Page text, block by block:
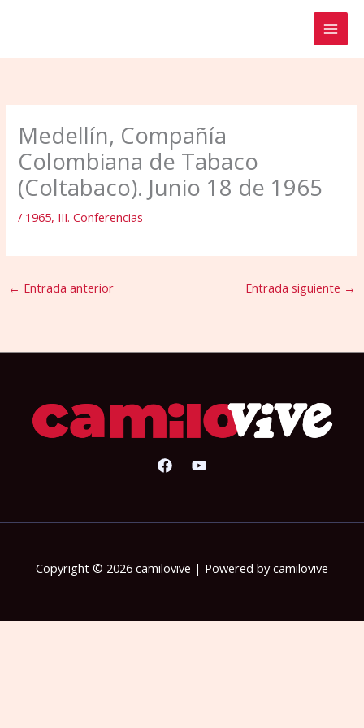
Medellín, Compañía
Colombiana de Tabaco
(Coltabaco). Junio 18 de 1965
/ 1965, III. Conferencias
← Entrada anterior Entrada siguiente →
Copyright © 2026 camilovive | Powered by camilovive